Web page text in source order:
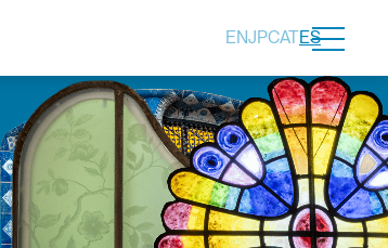
ENJPCATESメニュー
Libro
& Vídeo documental